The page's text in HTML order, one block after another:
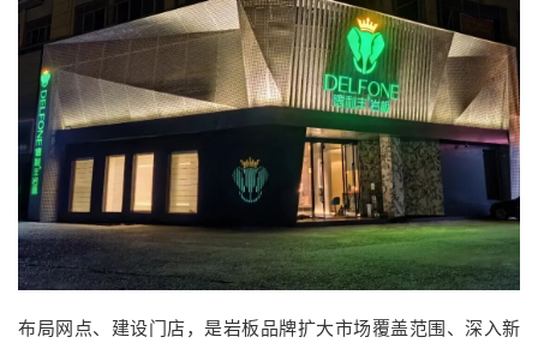
布局网点、建设门店， 是岩板品牌扩大市场覆盖范围、深入新